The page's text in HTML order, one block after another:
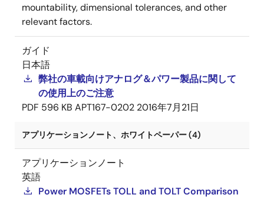
mountability, dimensional tolerances, and other
relevant factors.
ガイド
日本語
弊社の車載向けアナログ＆パワー製品に関して
の使用上のご注意
PDF 596 KB APT167-0202 2016年7月21日
アプリケーションノート、ホワイトペーパー (4)
アプリケーションノート
英語
Power MOSFETs TOLL and TOLT Comparison